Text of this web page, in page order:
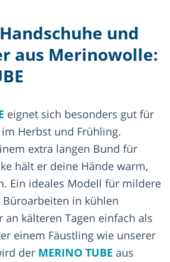
und
aus Merinowolle:
eignet sich besonders gut für
Herbst und Frühling.
extra langen Bund für
hält er deine Hände warm,
Ein ideales Modell für mildere
in kühlen
kälteren Tagen einfach als
einem Fäustling wie unserer
der MERINO TUBE aus